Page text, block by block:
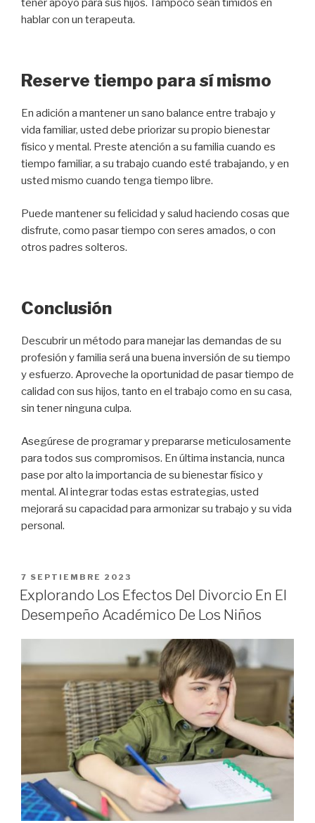
tener apoyo para sus hijos. Tampoco sean tímidos en
hablar con un terapeuta.
Reserve tiempo para sí mismo
En adición a mantener un sano balance entre trabajo y
vida familiar, usted debe priorizar su propio bienestar
físico y mental. Preste atención a su familia cuando es
tiempo familiar, a su trabajo cuando esté trabajando, y en
usted mismo cuando tenga tiempo libre.
Puede mantener su felicidad y salud haciendo cosas que
disfrute, como pasar tiempo con seres amados, o con
otros padres solteros.
Conclusión
Descubrir un método para manejar las demandas de su
profesión y familia será una buena inversión de su tiempo
y esfuerzo. Aproveche la oportunidad de pasar tiempo de
calidad con sus hijos, tanto en el trabajo como en su casa,
sin tener ninguna culpa.
Asegúrese de programar y prepararse meticulosamente
para todos sus compromisos. En última instancia, nunca
pase por alto la importancia de su bienestar físico y
mental. Al integrar todas estas estrategias, usted
mejorará su capacidad para armonizar su trabajo y su vida
personal.
PUBLICADO
EN
7 SEPTIEMBRE 2023
Explorando Los Efectos Del Divorcio En El
Desempeño Académico De Los Niños